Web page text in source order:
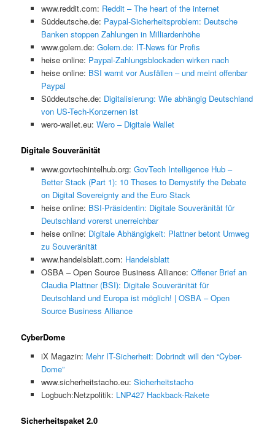
www.reddit.com: Reddit – The heart of the internet
Süddeutsche.de: Paypal-Sicherheitsproblem: Deutsche
Banken stoppen Zahlungen in Milliardenhöhe
www.golem.de: Golem.de: IT-News für Profis
heise online: Paypal-Zahlungsblockaden wirken nach
heise online: BSI warnt vor Ausfällen – und meint offenbar
Paypal
Süddeutsche.de: Digitalisierung: Wie abhängig Deutschland
von US-Tech-Konzernen ist
wero-wallet.eu: Wero – Digitale Wallet
Digitale Souveränität
www.govtechintelhub.org: GovTech Intelligence Hub –
Better Stack (Part 1): 10 Theses to Demystify the Debate
on Digital Sovereignty and the Euro Stack
heise online: BSI-Präsidentin: Digitale Souveränität für
Deutschland vorerst unerreichbar
heise online: Digitale Abhängigkeit: Plattner betont Umweg
zu Souveränität
www.handelsblatt.com: Handelsblatt
OSBA – Open Source Business Alliance: Offener Brief an
Claudia Plattner (BSI): Digitale Souveränität für
Deutschland und Europa ist möglich! | OSBA – Open
Source Business Alliance
CyberDome
iX Magazin: Mehr IT-Sicherheit: Dobrindt will den “Cyber-
Dome”
www.sicherheitstacho.eu: Sicherheitstacho
Logbuch:Netzpolitik: LNP427 Hackback-Rakete
Sicherheitspaket 2.0